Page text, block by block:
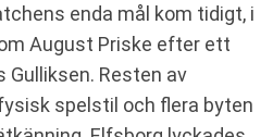
enda mål kom tidigt, i
August Priske efter ett
Resten av
spelstil och flera byten